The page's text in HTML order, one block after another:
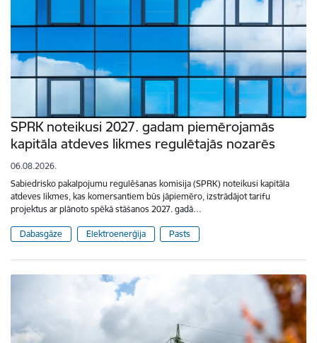
SPRK noteikusi 2027. gadam piemērojamās
kapitāla atdeves likmes regulētajās nozarēs
06.08.2026.
Sabiedrisko pakalpojumu regulēšanas komisija (SPRK) noteikusi kapitāla
atdeves likmes, kas komersantiem būs jāpiemēro, izstrādājot tarifu
projektus ar plānoto spēkā stāšanos 2027. gadā…
Dabasgāze Elektroenerģija Pasts